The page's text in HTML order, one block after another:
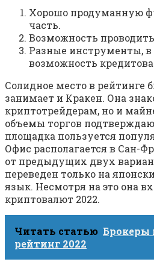
Хорошо продуманную
часть.
Возможность
Разные инструменты, в
возможность
Солидное место в рейтинге
занимает и Кракен. Она
криптотрейдерам, но и
объемы торгов
площадка пользуется
Офис располагается в Сан-
от предыдущих двух
переведен только на
язык. Несмотря на это она
криптовалют 2022.
Читать статью Брокеры
рейтинг 2022